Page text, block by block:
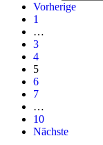
Vorherige
1
…
3
4
5
6
7
…
10
Nächste